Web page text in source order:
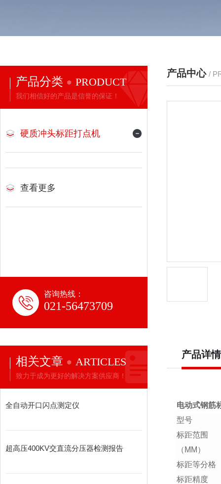
产品分类 PRODUCT
我们相信好的产品是信誉的保证！
硬质冲头标距打点机
查看更多
咨询热线：
021-56473709
相关文章 ARTICLES
致力于成为更好的解决方案供应商！
全自动开口闪点测定仪
超高压400KV交直流分压器检测报告
产品中心 /
产品详情
电动式钢筋
型号
标距范围
（MM）
标距等分格
标距精度